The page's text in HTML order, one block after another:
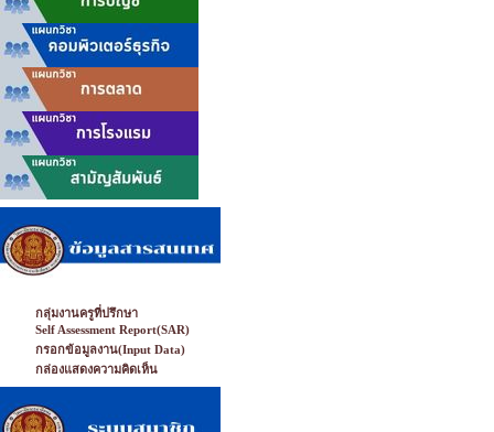
กลุ่มงานครูที่ปรึกษา
Self Assessment Report(SAR)
กรอกข้อมูลงาน(Input Data)
กล่องแสดงความคิดเห็น